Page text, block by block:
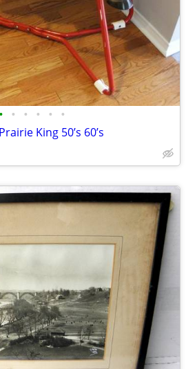
• • • • • •
King 50’s 60’s